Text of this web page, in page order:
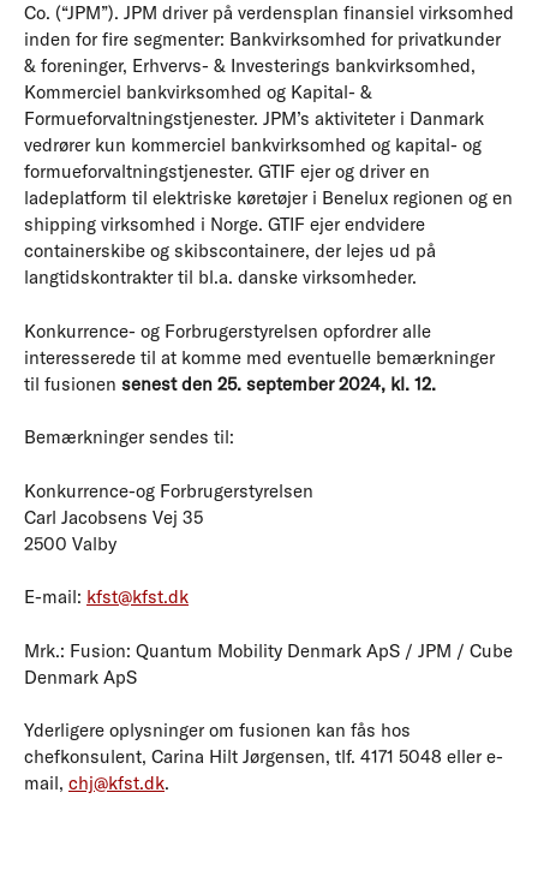
Co. (“JPM”). JPM driver på verdensplan finansiel virksomhed
inden for fire segmenter: Bankvirksomhed for privatkunder
& foreninger, Erhvervs- & Investerings bankvirksomhed,
Kommerciel bankvirksomhed og Kapital- &
Formueforvaltningstjenester. JPM’s aktiviteter i Danmark
vedrører kun kommerciel bankvirksomhed og kapital- og
formueforvaltningstjenester. GTIF ejer og driver en
ladeplatform til elektriske køretøjer i Benelux regionen og en
shipping virksomhed i Norge. GTIF ejer endvidere
containerskibe og skibscontainere, der lejes ud på
langtidskontrakter til bl.a. danske virksomheder.
Konkurrence- og Forbrugerstyrelsen opfordrer alle
interesserede til at komme med eventuelle bemærkninger
til fusionen senest den 25. september 2024, kl. 12.
Bemærkninger sendes til:
Konkurrence-og Forbrugerstyrelsen
Carl Jacobsens Vej 35
2500 Valby
E-mail: kfst@kfst.dk
Mrk.: Fusion: Quantum Mobility Denmark ApS / JPM / Cube
Denmark ApS
Yderligere oplysninger om fusionen kan fås hos
chefkonsulent, Carina Hilt Jørgensen, tlf. 4171 5048 eller e-
mail, chj@kfst.dk.